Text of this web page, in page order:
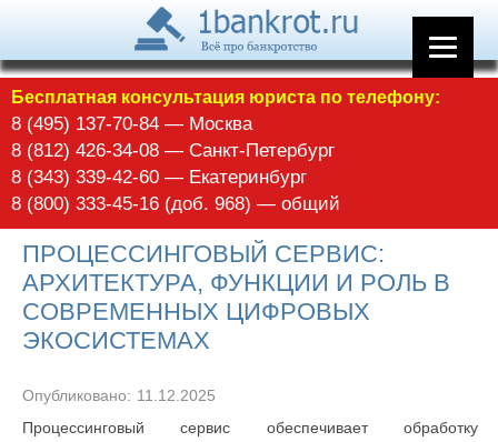
Бесплатная консультация юриста по телефону:
8 (495) 137-70-84 — Москва
8 (812) 426-34-08 — Санкт-Петербург
8 (343) 339-42-60 — Екатеринбург
8 (800) 333-45-16 (доб. 968) — общий
ПРОЦЕССИНГОВЫЙ СЕРВИС:
АРХИТЕКТУРА, ФУНКЦИИ И РОЛЬ В
СОВРЕМЕННЫХ ЦИФРОВЫХ
ЭКОСИСТЕМАХ
Опубликовано: 11.12.2025
Процессинговый сервис обеспечивает обработку